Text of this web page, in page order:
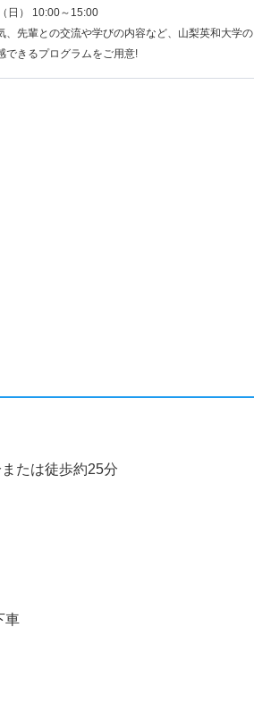
日） 10:00～15:00
、先輩との交流や学びの内容など、山梨英和大学の
できるプログラムをご用意!
たは徒歩約25分
車